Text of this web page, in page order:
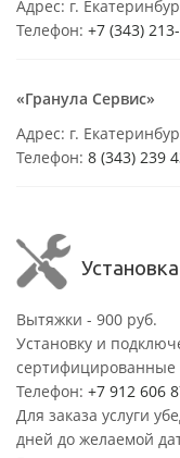
Адрес: г.
Телефон: +7 (343)
«Гранула Сервис»
Адрес: г.
Телефон: 8 (343) 239
Вытяжки - 900 руб.
Установку и
сертифицированные
Телефон: +7 912 606
Для заказа услуги
дней до желаемой